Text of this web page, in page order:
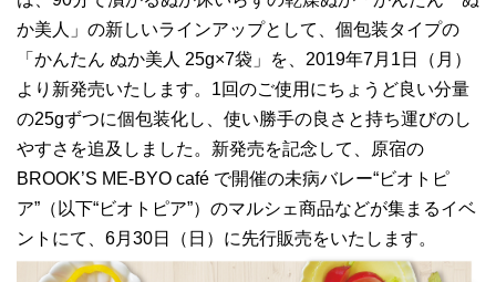
か美人」の新しいラインアップとして、個包装タイプの
「かんたん ぬか美人 25g×7袋」を、2019年7月1日（月）
より新発売いたします。1回のご使用にちょうど良い分量
の25gずつに個包装化し、使い勝手の良さと持ち運びのし
やすさを追及しました。新発売を記念して、原宿の
BROOK’S ME-BYO café で開催の未病バレー“ビオトピ
ア”（以下“ビオトピア”）のマルシェ商品などが集まるイベ
ントにて、6月30日（日）に先行販売をいたします。